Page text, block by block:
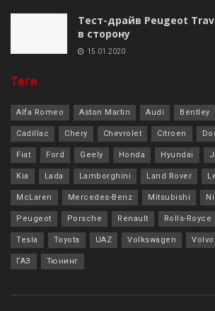
Тест-драйв Peugeot
в сторону
15.01.2020
Теги
Alfa Romeo Aston Martin Audi Bentley
Cadillac Chery Chevrolet Citroen
Fiat Ford Geely Honda Hyundai
Kia Lada Lamborghini Land Rover
McLaren Mercedes-Benz Mitsubishi
Peugeot Porsche Renault Rolls-Royce
Tesla Toyota UAZ Volkswagen Volvo
ГАЗ Тюнинг